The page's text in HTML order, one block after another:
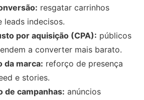
resgatar carrinhos
leads indecisos.
por aquisição (CPA): públicos
a converter mais barato.
da marca: reforço de presença
e stories.
de campanhas: anúncios